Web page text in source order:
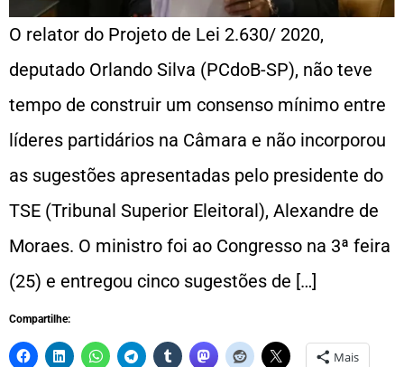
O relator do Projeto de Lei 2.630/ 2020,
deputado Orlando Silva (PCdoB-SP), não teve
tempo de construir um consenso mínimo entre
líderes partidários na Câmara e não incorporou
as sugestões apresentadas pelo presidente do
TSE (Tribunal Superior Eleitoral), Alexandre de
Moraes. O ministro foi ao Congresso na 3ª feira
(25) e entregou cinco sugestões de […]
Compartilhe:
Mais